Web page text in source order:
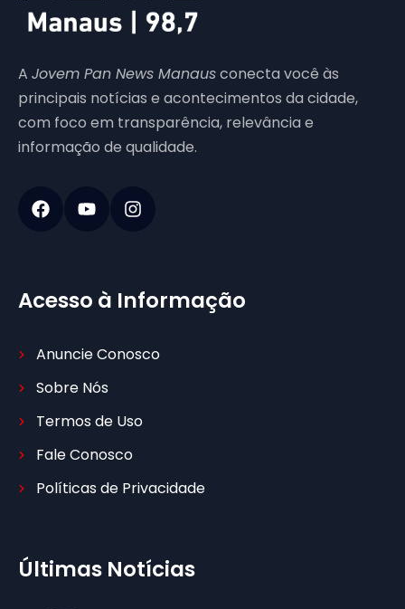
A Jovem Pan News Manausconecta você às
principais notícias e acontecimentos da cidade,
com foco em transparência, relevância e
informação de qualidade.
Acesso à Informação
Anuncie Conosco
Sobre Nós
Termos de Uso
Fale Conosco
Políticas de Privacidade
Últimas Notícias